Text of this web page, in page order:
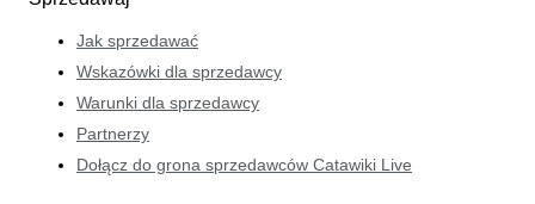
Jak sprzedawać
Wskazówki dla sprzedawcy
Warunki dla sprzedawcy
Partnerzy
Dołącz do grona sprzedawców Catawiki Live